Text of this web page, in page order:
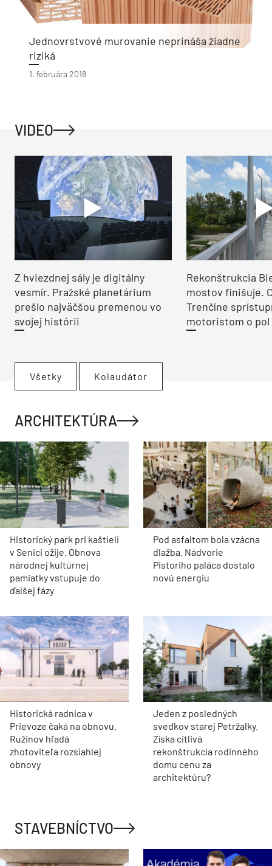
Jednovrstvové murovanie neprináša žiadne
riziká
1. februára 2018
VIDEO
Z hviezdnej sály je digitálny
vesmír. Pražské planetárium
prešlo najväčšou premenou vo
svojej histórii
Rekonštrukcia
mostov finišuje.
Trenčíne
motoristom o pol
Všetky Kolaudátor
ARCHITEKTÚRA
Historický park pri kaštieli
v Senici ožije. Obnova
národnej kultúrnej
pamiatky vstupuje do
ďalšej fázy
Pod asfaltom bola vzácna
dlažba. Nádvorie
Pistoriho paláca dostalo
novú energiu
Historická radnica v
Prievoze čaká na obnovu.
Ružinov hľadá
zhotoviteľa rozsiahlej
obnovy
Jeden z posledných
svedkov starej Petržalky.
Získa citlivá
rekonštrukcia rodinného
domu cenu za
architektúru?
STAVEBNÍCTVO